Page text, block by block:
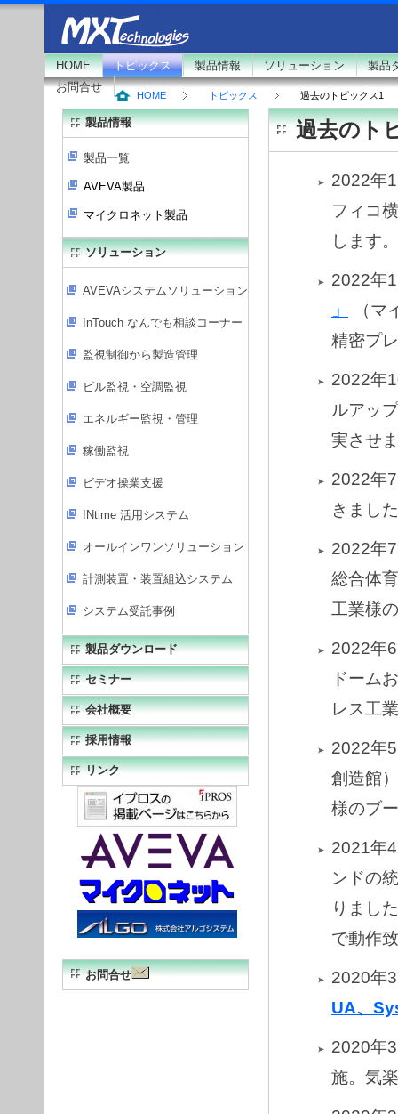
HOME トピックス 製品情報 ソリューション
製品
お問合せ
HOME トピックス 過去のトピックス1
過去のト
2022年
フィコ
します。
2022年
」
（マ
精密プ
2022年
ルアッ
実させ
2022年
きまし
2022年
総合体
工業様
2022年
ドーム
レス工
2022年
創造館
様のブ
2021年
ンドの
りまし
で動作
2020年
UA、
2020年
施。気
製品情報
製品一覧
AVEVA製品
マイクロネット製品
ソリューション
AVEVAシステムソリューション
InTouch なんでも相談コーナー
監視制御から製造管理
ビル監視・空調監視
エネルギー監視・管理
稼働監視
ビデオ操業支援
INtime 活用システム
オールインワンソリューション
計測装置・装置組込システム
システム受託事例
製品ダウンロード
セミナー
会社概要
採用情報
リンク
お問合せ